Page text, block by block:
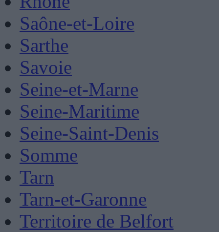
Saône-et-Loire
Sarthe
Savoie
Seine-et-Marne
Seine-Maritime
Seine-Saint-Denis
Somme
Tarn
Tarn-et-Garonne
Territoire de Belfort